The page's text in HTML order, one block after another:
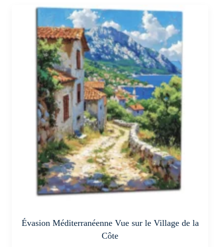
a
plusieurs
variations.
Les
options
peuvent
être
choisies
sur
la
page
du
produit
Évasion Méditerranéenne Vue sur le Village de la
Côte